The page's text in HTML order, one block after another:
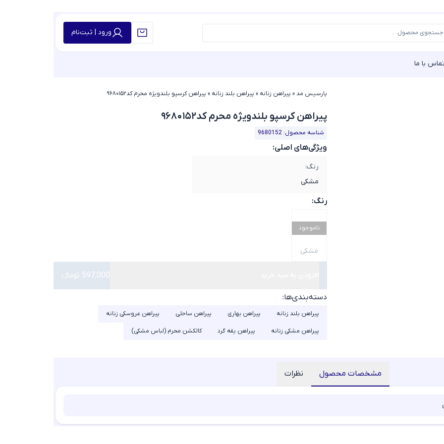
ورود | ثبت‌نام
تماس با ما
پارسیس مد» پیراهن زنانه » پیراهن بلند زنانه » پیراهن کرسپو بلندویژه محرم کد۹۶۸۰۱۵۲
پیراهن کرسپو بلندویژه محرم کد۹۶۸۰۱۵۲
شناسه محصول: 9680152
ویژگی‌های اصلی:
رنگ:
مشکی
رنگ:
ناموجود
مشکی
597,000 تومانء
دسته‌بندی‌ها:
پیراهن بلند زنانه پیراهن بهاری پیراهن ساحلی پیراهن عروسکی زنانه
پیراهن مشکی زنانه پیراهن یقه گرد کالکشن محرم (لباس مشکی)
مشخصات محصول نظرات